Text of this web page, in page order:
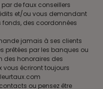
de faux conseillers
et/ou vous demandant
des coordonnées
jamais à ses clients
prêtées par les banques ou
des honoraires des
vous écriront toujours
ou pensez être